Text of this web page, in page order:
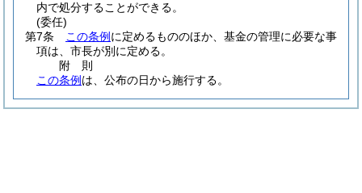
内で処分することができる。
(委任)
第7条
この条例 に定めるもののほか、基金の管理に必要な事
項は、市長が別に定める。
附 則
この条例 は、公布の日から施行する。